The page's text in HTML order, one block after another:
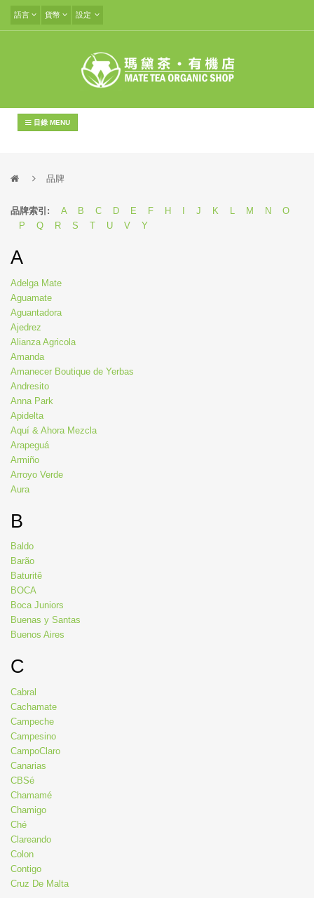
語言 貨幣 設定
目錄 MENU
品牌
品牌索引: A B C D E F H J K L M N
O
P
Q R S T U V Y
A
Adelga Mate
Aguamate
Aguantadora
Ajedrez
Alianza Agricola
Amanda
Amanecer Boutique de Yerbas
Andresito
Anna Park
Apidelta
Aquí & Ahora Mezcla
Arapeguá
Armiño
Arroyo Verde
Aura
B
Baldo
Barão
Baturitê
BOCA
Boca Juniors
Buenas y Santas
Buenos Aires
C
Cabral
Cachamate
Campeche
Campesino
CampoClaro
Canarias
CBSé
Chamamé
Chamigo
Ché
Clareando
Colon
Contigo
Cruz De Malta